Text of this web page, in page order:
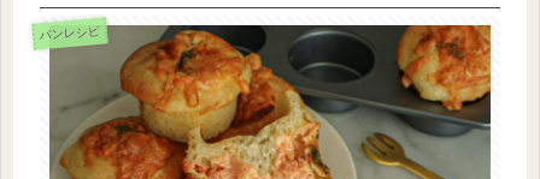
パンレシピ